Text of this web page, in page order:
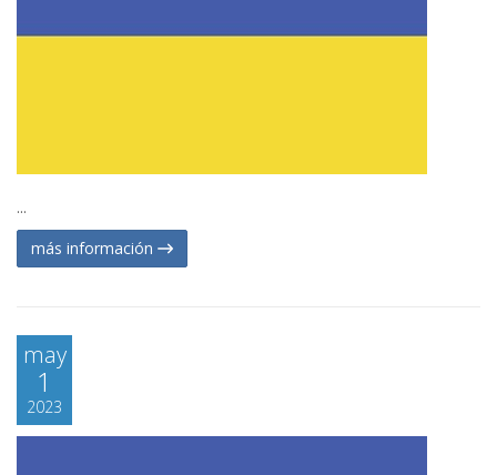
...
más información
may
1
2023